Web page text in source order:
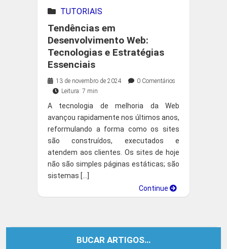
TUTORIAIS
Tendências em
Desenvolvimento Web:
Tecnologias e Estratégias
Essenciais
13 de novembro de 2024
0 Comentários
Leitura: 7 min
A tecnologia de melhoria da Web
avançou rapidamente nos últimos anos,
reformulando a forma como os sites
são construídos, executados e
atendem aos clientes. Os sites de hoje
não são simples páginas estáticas; são
sistemas […]
Continue
BUCAR ARTIGOS…